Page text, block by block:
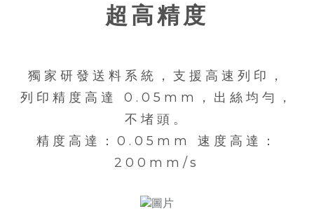
超高精度
獨家研發送料系統，支援高速列印，
列印精度高達 0.05mm，出絲均勻，
不堵頭。
精度高達：0.05mm 速度高達：
200mm/s